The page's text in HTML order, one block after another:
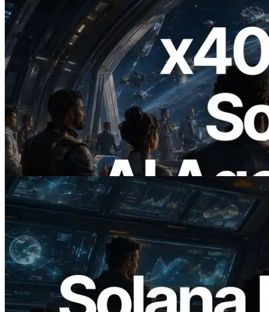
2026.07.04
ERPC lança Solana RPC com suporte a
x402 — A era em que agentes de IA
pagam sob demanda pelas APIs de que
precisam
Ler este artigo